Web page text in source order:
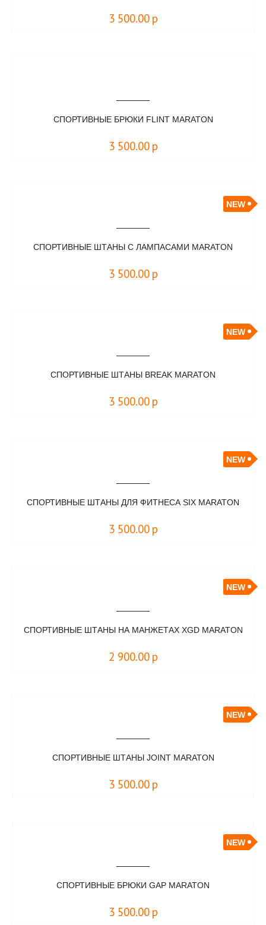
3 500.00 р
СПОРТИВНЫЕ БРЮКИ FLINT MARATON
3 500.00 р
NEW
CПОРТИВНЫЕ ШТАНЫ С ЛАМПАСАМИ MARATON
3 500.00 р
NEW
СПОРТИВНЫЕ ШТАНЫ BREAK MARATON
3 500.00 р
NEW
CПОРТИВНЫЕ ШТАНЫ ДЛЯ ФИТНЕСА SIX MARATON
3 500.00 р
NEW
СПОРТИВНЫЕ ШТАНЫ НА МАНЖЕТАХ XGD MARATON
2 900.00 р
NEW
СПОРТИВНЫЕ ШТАНЫ JOINT MARATON
3 500.00 р
NEW
СПОРТИВНЫЕ БРЮКИ GAP MARATON
3 500.00 р